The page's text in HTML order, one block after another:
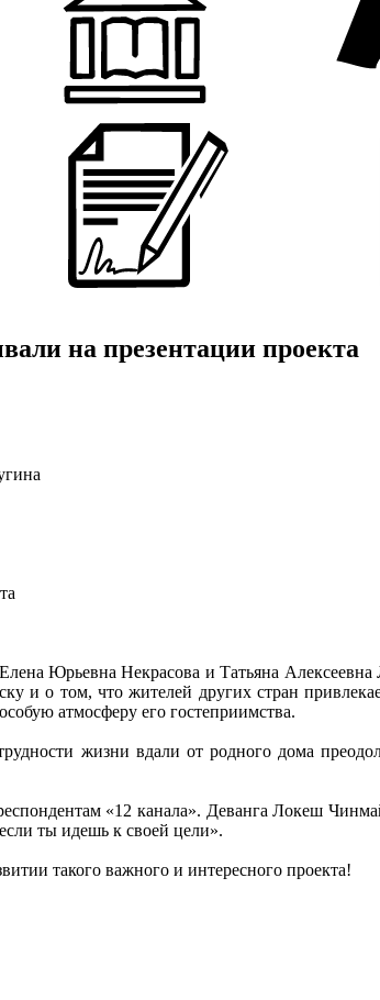
на презентации проекта
Юрьевна Некрасова и Татьяна
и о том, что жителей других стран
атмосферу его гостеприимства.
жизни вдали от родного дома
«12 канала». Деванга Локеш
ты идешь к своей цели».
такого важного и интересного проекта!